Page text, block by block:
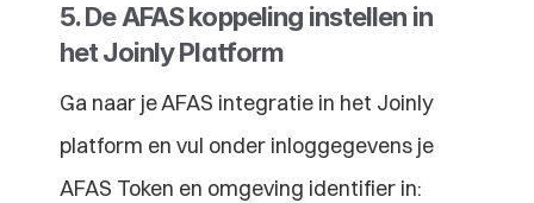
5. De AFAS koppeling instellen in
het Joinly Platform
Ga naar je AFAS integratie in het Joinly
platform en vul onder inloggegevens je
AFAS Token en omgeving identifier in: